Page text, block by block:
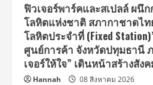
ฟิวเจอร์พาร์คและสเปลล์ ผนึ
โลหิตแห่งชาติ สภากาชาดไท
โลหิตประจำที่ (Fixed
ศูนย์การค้า จังหวัดปทุมธานี
เจอร์ให้ใจ” เดินหน้าสร้างสัง
Hannah 08 สิงหาคม 2026